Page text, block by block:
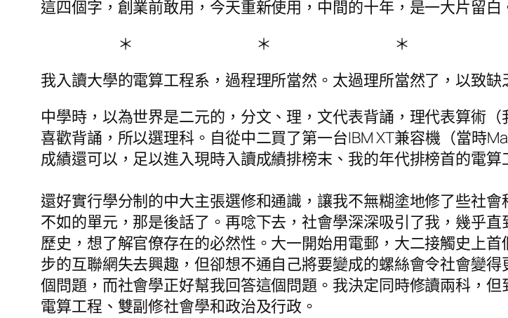
這四個字，創業前敢用，今天重新使用，中間的十年，是一大片留白
＊ ＊ ＊
我入讀大學的電算工程系，過程理所當然。太過理所當然了，以致缺
中學時，以為世界是二元的，分文、理，文代表背誦，理代表算術
喜歡背誦，所以選理科。自從中二買了第一台IBM XT兼容機（當時
成績還可以，足以進入現時入讀成績排榜末、我的年代排榜首的電算
還好實行學分制的中大主張選修和通識，讓我不無糊塗地修了些社
不如的單元，那是後話了。再唸下去，社會學深深吸引了我，幾乎
歷史，想了解官僚存在的必然性。大一開始用電郵，大二接觸史上
步的互聯網失去興趣，但卻想不通自己將要變成的螺絲會令社會變
個問題，而社會學正好幫我回答這個問題。我決定同時修讀兩科，
電算工程、雙副修社會學和政治及行政。